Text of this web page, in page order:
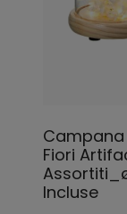
Campana
Fiori
Incluse